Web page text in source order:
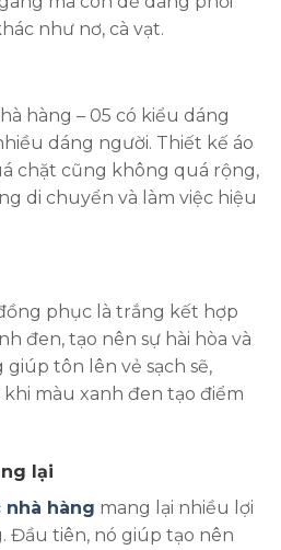
như nơ, cà vạt.
hàng – 05 có kiểu dáng
dáng người. Thiết kế áo
chặt cũng không quá rộng,
di chuyển và làm việc hiệu
phục là trắng kết hợp
đen, tạo nên sự hài hòa và
tôn lên vẻ sạch sẽ,
màu xanh đen tạo điểm
lại
nhà hàng mang lại nhiều lợi
Đầu tiên, nó giúp tạo nên